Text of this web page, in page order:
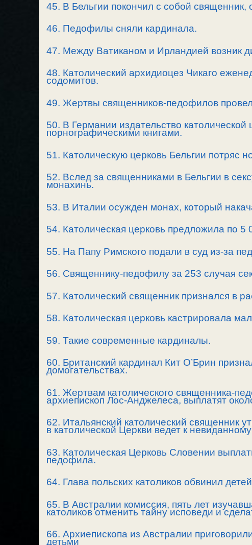
45. В Бельгии покончил с собой
46. Педофилы сняли кардинала.
47. Между Ватиканом и Ирландией возник
48. Католический архидиоцез Чикаго
содомитов.
49. Жертвы священников-педофилов
50. В Германии издательство католической
порнографическими книгами.
51. Католическую церковь Бельгии потряс
52. Вслед за священниками в Бельгии в
монахинь.
53. В Италии осужден монах, который
54. Католическая церковь предложила по
55. На Папу Римского подали в суд из-за
56. Священнику-педофилу за 253 случая
57. Католический священник признался в
58. Католическая церковь кастрировала
59. Такие современные кардиналы.
60. Британский кардинал Кит О’Брин
домогательствах.
61. Жертвам католического священника-
архиепископ Лос-Анджелеса, выплатят
62. Итальянский католический священник
в католической Церкви ведет к
63. Католическая Церковь Словении
педофила.
64. Глава польских католиков обвинил
65. В Австралии комиссия, пять лет
католиков отменить тайну исповеди и
66. Архиепископа из Австралии
детьми